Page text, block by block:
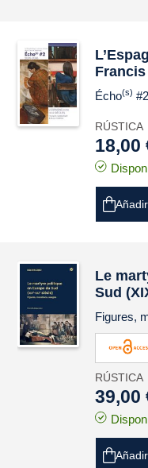
Écho(s)
RÚSTICA
18,00
Le
Sud
Figures,
RÚSTICA
39,00